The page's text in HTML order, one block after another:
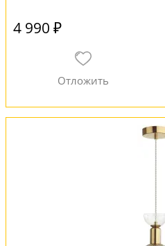
4 990 ₽